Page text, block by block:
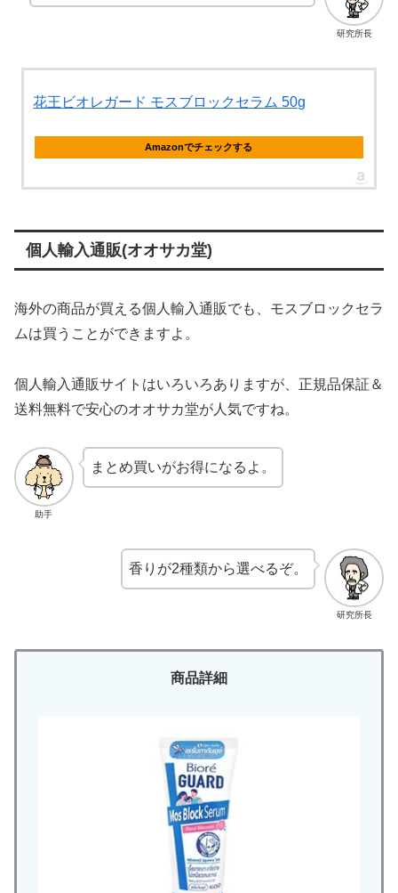
研究所長
花王ビオレガード モスブロックセラム 50g
Amazonでチェックする
個人輸入通販(オオサカ堂)
海外の商品が買える個人輸入通販でも、モスブロックセラ
ムは買うことができますよ。
個人輸入通販サイトはいろいろありますが、正規品保証＆
送料無料で安心のオオサカ堂が人気ですね。
助手
まとめ買いがお得になるよ。
研究所長
香りが2種類から選べるぞ。
商品詳細